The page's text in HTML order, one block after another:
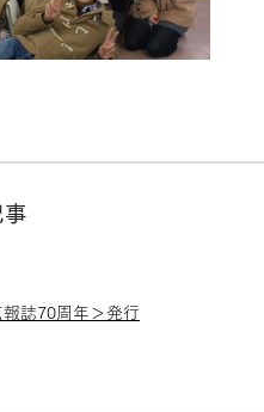
誌70周年＞発行